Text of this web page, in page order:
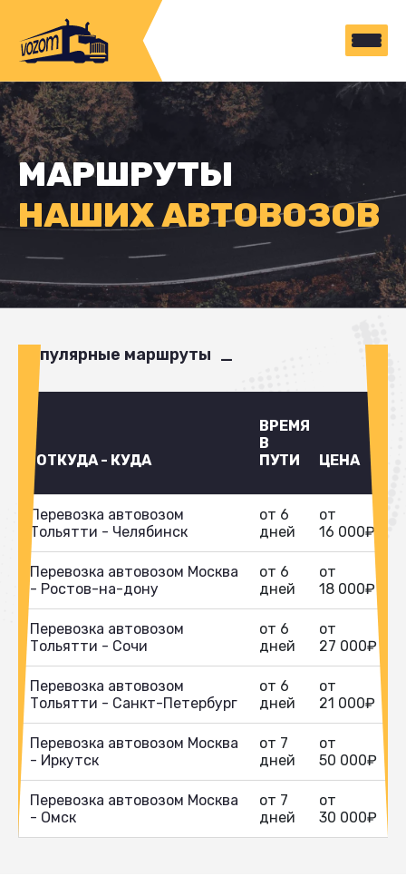
МАРШРУТЫ
НАШИХ АВТОВОЗОВ
Популярные маршруты
ОТКУДА - КУДА
ВРЕМЯ
В
ПУТИ
ЦЕНА
Перевозка автовозом
Тольятти - Челябинск
от 6
дней
от
16 000₽
Перевозка автовозом Москва
- Ростов-на-дону
от 6
дней
от
18 000₽
Перевозка автовозом
Тольятти - Сочи
от 6
дней
от
27 000₽
Перевозка автовозом
Тольятти - Санкт-Петербург
от 6
дней
от
21 000₽
Перевозка автовозом Москва
- Иркутск
от 7
дней
от
50 000₽
Перевозка автовозом Москва
- Омск
от 7
дней
от
30 000₽